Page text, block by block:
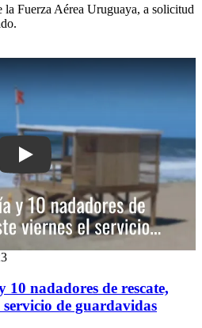
la Fuerza Aérea Uruguaya, a solicitud
Play: Con nueva tecnología y 10
10 nadadores de rescate,
servicio de guardavidas